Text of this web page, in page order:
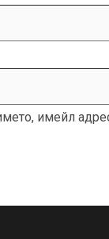
имейл